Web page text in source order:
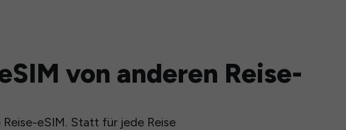
von anderen Reise-
eSIM. Statt für jede Reise